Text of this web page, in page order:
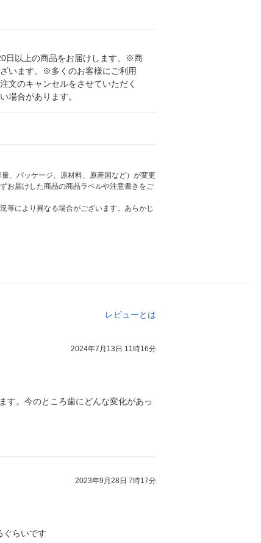
日以上の商品をお届けします。※商
います。※多くのお客様にご利用
文のキャンセルをさせていただく
場合があります。
、パッケージ、原材料、原産国など）が変更
お届けした商品の商品ラベルや注意書きをご
等により異なる場合がございます。あらかじ
レビューとは
2024年7月13日 11時16分
す。今のところ歯にどんな変化があっ
2023年9月28日 7時17分
ぐらいです